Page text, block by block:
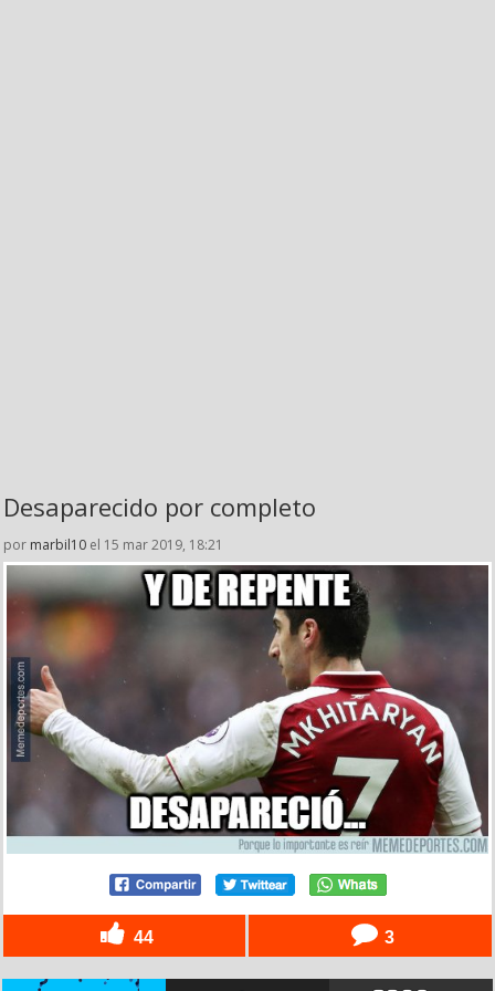
Desaparecido por completo
por marbil10 el 15 mar 2019, 18:21
44 3